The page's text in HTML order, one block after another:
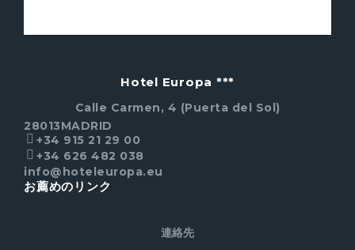
Hotel Europa ***
Calle Carmen, 4 (Puerta del Sol)
28013MADRID
+34 915 21 29 00
+34 626 482 038
info@hoteleuropa.eu
お薦めのリンク
連絡先